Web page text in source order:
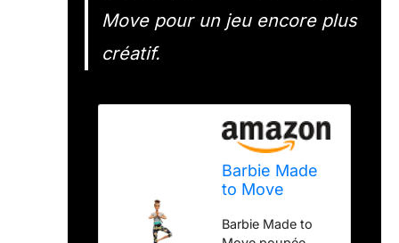
Move pour un jeu encore plus
créatif.
Barbie Made
to Move
articulée
Barbie Made to